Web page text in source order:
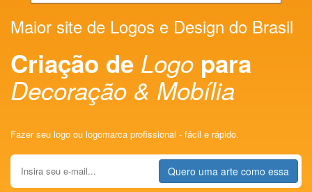
Maior site de Logos e Design do Brasil
Criação de Logo para
Decoração & Mobília
Fazer seu logo ou logomarca profissional - fácil e rápido.
Quero uma arte como essa